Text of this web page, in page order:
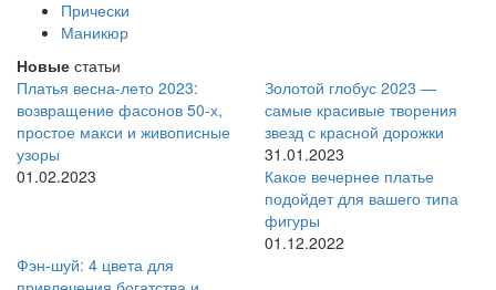
Прически
Маникюр
Новые статьи
Платья весна-лето 2023:
возвращение фасонов 50-х,
простое макси и живописные
узоры
01.02.2023
Золотой глобус 2023 —
самые красивые творения
звезд с красной дорожки
31.01.2023
Какое вечернее платье
подойдет для вашего типа
фигуры
01.12.2022
Фэн-шуй: 4 цвета для